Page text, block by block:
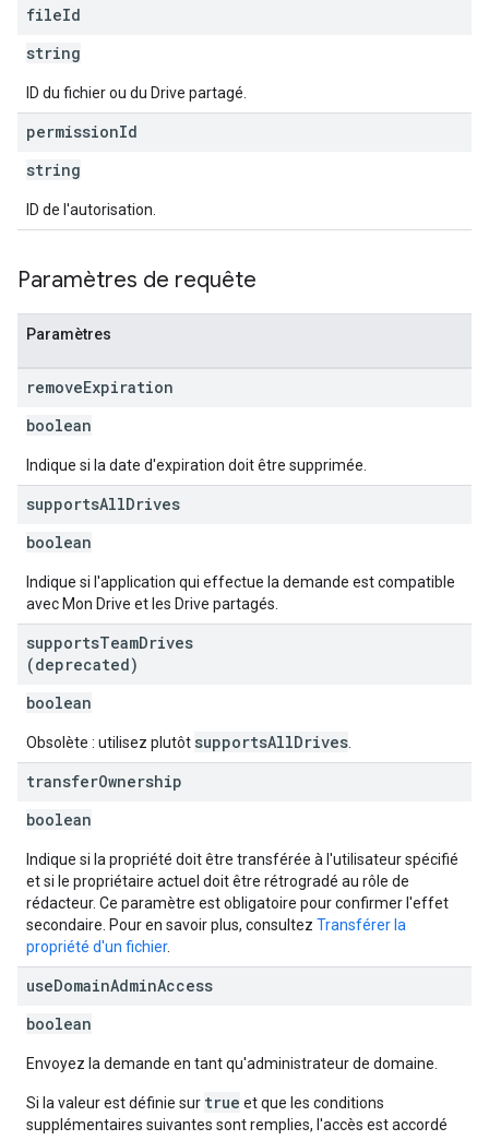
fileId
string
ID du fichier ou du Drive partagé.
permissionId
string
ID de l'autorisation.
Paramètres de requête
Paramètres
removeExpiration
boolean
Indique si la date d'expiration doit être supprimée.
supportsAllDrives
boolean
Indique si l'application qui effectue la demande est compatible
avec Mon Drive et les Drive partagés.
supportsTeamDrives
(deprecated)
boolean
Obsolète : utilisez plutôt supportsAllDrives
transferOwnership
boolean
Indique si la propriété doit être transférée à l'utilisateur spécifié
et si le propriétaire actuel doit être rétrogradé au rôle de
rédacteur. Ce paramètre est obligatoire pour confirmer l'effet
secondaire. Pour en savoir plus, consultez Transférer la
propriété d'un fichier.
useDomainAdminAccess
boolean
Envoyez la demande en tant qu'administrateur de domaine.
Si la valeur est définie sur true et que les conditions
supplémentaires suivantes sont remplies, l'accès est accordé